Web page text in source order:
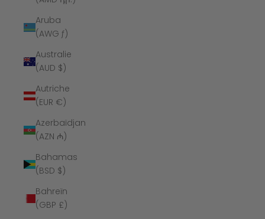
Aruba
(AWG ƒ)
Australie
(AUD $)
Autriche
(EUR €)
Azerbaïdjan
(AZN ₼)
Bahamas
(BSD $)
Bahreïn
(GBP £)